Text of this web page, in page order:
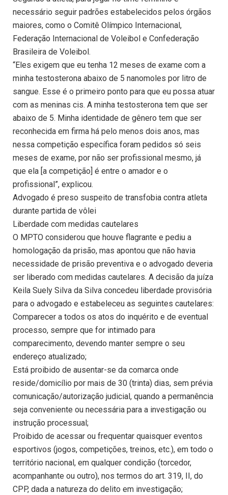
necessário seguir padrões estabelecidos pelos órgãos
maiores, como o Comitê Olímpico Internacional,
Federação Internacional de Voleibol e Confederação
Brasileira de Voleibol.
“Eles exigem que eu tenha 12 meses de exame com a
minha testosterona abaixo de 5 nanomoles por litro de
sangue. Esse é o primeiro ponto para que eu possa atuar
com as meninas cis. A minha testosterona tem que ser
abaixo de 5. Minha identidade de gênero tem que ser
reconhecida em firma há pelo menos dois anos, mas
nessa competição específica foram pedidos só seis
meses de exame, por não ser profissional mesmo, já
que ela [a competição] é entre o amador e o
profissional”, explicou.
Advogado é preso suspeito de transfobia contra atleta
durante partida de vôlei
Liberdade com medidas cautelares
O MPTO considerou que houve flagrante e pediu a
homologação da prisão, mas apontou que não havia
necessidade de prisão preventiva e o advogado deveria
ser liberado com medidas cautelares. A decisão da juíza
Keila Suely Silva da Silva concedeu liberdade provisória
para o advogado e estabeleceu as seguintes cautelares:
Comparecer a todos os atos do inquérito e de eventual
processo, sempre que for intimado para
comparecimento, devendo manter sempre o seu
endereço atualizado;
Está proibido de ausentar-se da comarca onde
reside/domicílio por mais de 30 (trinta) dias, sem prévia
comunicação/autorização judicial, quando a permanência
seja conveniente ou necessária para a investigação ou
instrução processual;
Proibido de acessar ou frequentar quaisquer eventos
esportivos (jogos, competições, treinos, etc.), em todo o
território nacional, em qualquer condição (torcedor,
acompanhante ou outro), nos termos do art. 319, II, do
CPP, dada a natureza do delito em investigação;